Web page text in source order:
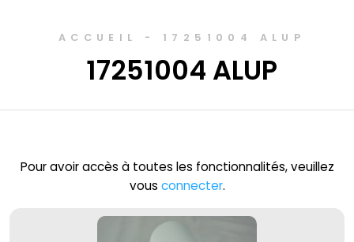
ACCUEIL - 17251004 ALUP
17251004 ALUP
Pour avoir accès à toutes les fonctionnalités, veuillez
vous connecter.